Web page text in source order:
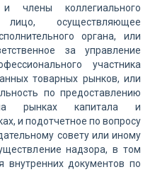
члены коллегиального
лицо, осуществляющее
органа, или
за управление
участника
товарных рынков, или
по предоставлению
рынках капитала и
и подотчетное по вопросу
совету или иному
надзора, в том
внутренних документов по